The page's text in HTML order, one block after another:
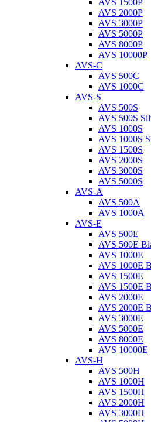
AVS 1500P
AVS 2000P
AVS 3000P
AVS 5000P
AVS 8000P
AVS 10000P
AVS-C
AVS 500C
AVS 1000C
AVS-S
AVS 500S
AVS 500S
AVS 1000S
AVS 1000S
AVS 1500S
AVS 2000S
AVS 3000S
AVS 5000S
AVS-A
AVS 500A
AVS 1000A
AVS-E
AVS 500E
AVS 500E
AVS 1000E
AVS 1000E
AVS 1500E
AVS 1500E
AVS 2000E
AVS 2000E
AVS 3000E
AVS 5000E
AVS 8000E
AVS 10000E
AVS-H
AVS 500H
AVS 1000H
AVS 1500H
AVS 2000H
AVS 3000H